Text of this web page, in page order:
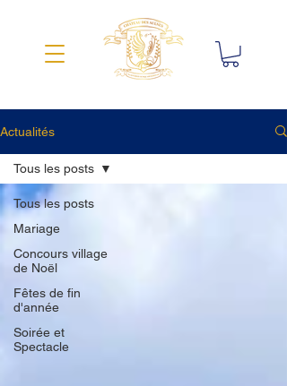
Actualités
Tous les posts
Mariage
Concours village
de Noël
Fêtes de fin
d'année
Soirée et
Spectacle
Tous les posts